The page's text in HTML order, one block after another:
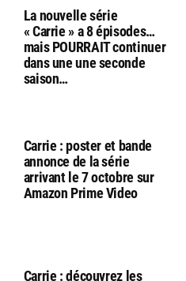
La nouvelle série
« Carrie » a 8 épisodes…
mais POURRAIT continuer
dans une une seconde
saison…
Carrie : poster et bande
annonce de la série
arrivant le 7 octobre sur
Amazon Prime Video
Carrie : découvrez les